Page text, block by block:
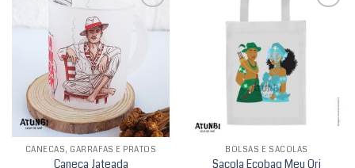
CANECAS, GARRAFAS E PRATOS
Caneca Jateada
BOLSAS E SACOLAS
Sacola Ecobag Meu Ori